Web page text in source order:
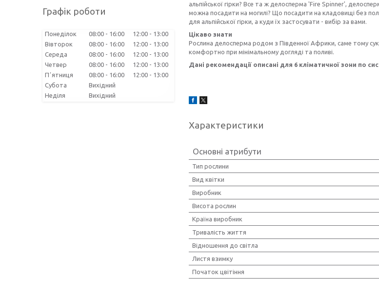
альпійської гірки? Все та ж делосперма 'Fire Spinner',
можна посадити на могилі? Що посадити на кладовищі без
для альпійської гірки, а куди їх застосувати - вибір за вами.
Цікаво знати
Рослина делосперма родом з Південної Африки, саме тому
комфортно при мінімальному догляді та поливі.
Дані рекомендації описані для 6 кліматичної зони по
Характеристики
Основні атрибути
Тип рослини
Вид квітки
Виробник
Висота рослин
Країна виробник
Тривалість життя
Відношення до світла
Листя взимку
Початок цвітіння
Графік роботи
Понеділок 08:00 16:00 12:00
13:00
Вівторок
08:00 16:00 12:00
13:00
Середа
08:00 16:00 12:00
13:00
Четвер
08:00 16:00 12:00
13:00
Пʼятниця
08:00 16:00 12:00
13:00
Субота
Вихідний
Неділя
Вихідний